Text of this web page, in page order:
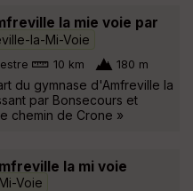
la mie voie par
la-Mi-Voie
10 km 180 m
du gymnase d'Amfreville la
par Bonsecours et
chemin de Crone »
la mi voie
Voie